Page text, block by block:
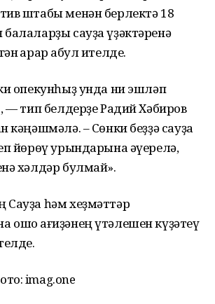
штабы менән берлектә 18
сауҙа үҙәктәренә
ҡарар ҡабул ителде.
опекунһыҙ унда ни эшләп
— тип белдерҙе Радий Хәбиров
кәңәшмәлә. – Сөнки беҙҙә сауҙа
йөрөү урындарына әүерелә,
хәлдәр булмай».
Сауҙа һәм хеҙмәттәр
ҡағиҙәнең үтәлешен күҙәтеү
imag.one